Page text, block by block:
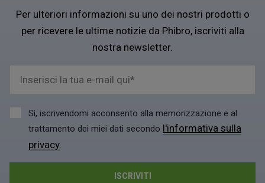
Per ulteriori informazioni su uno dei nostri prodotti o
per ricevere le ultime notizie da Phibro, iscriviti alla
nostra newsletter.
Sì, iscrivendomi acconsento alla memorizzazione e al
trattamento dei miei dati secondo l'informativa sulla
privacy.